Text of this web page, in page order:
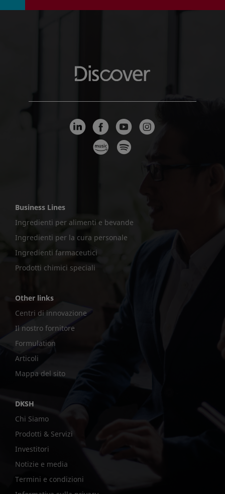
Business Lines
Ingredienti per alimenti e bevande
Ingredienti per la cura personale
Ingredienti farmaceutici
Prodotti chimici speciali
Other links
Centri di innovazione
Il nostro fornitore
Formulation
Articoli
Mappa del sito
DKSH
Chi Siamo
Prodotti & Servizi
Investitori
Notizie e media
Termini e condizioni